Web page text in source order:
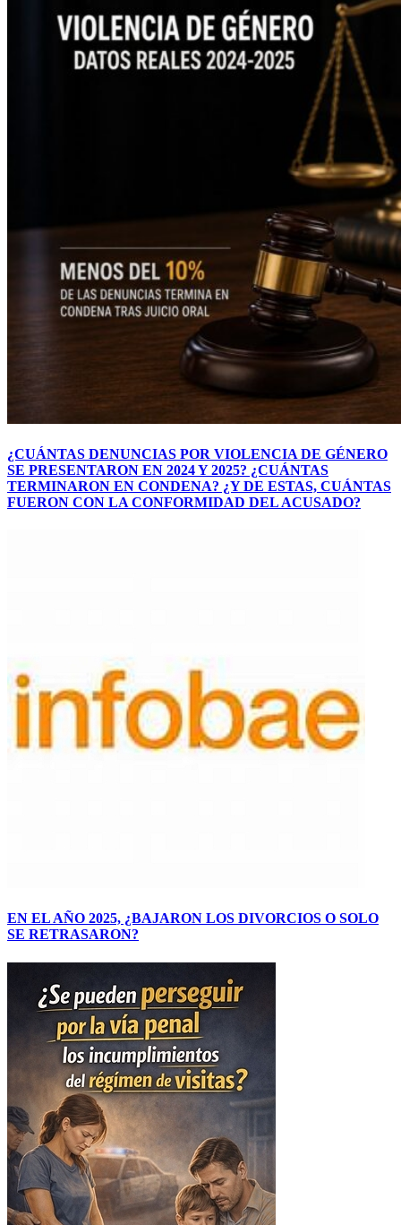
¿CUÁNTAS DENUNCIAS POR VIOLENCIA DE GÉNERO
SE PRESENTARON EN 2024 Y 2025? ¿CUÁNTAS
TERMINARON EN CONDENA? ¿Y DE ESTAS, CUÁNTAS
FUERON CON LA CONFORMIDAD DEL ACUSADO?
EN EL AÑO 2025, ¿BAJARON LOS DIVORCIOS O SOLO
SE RETRASARON?